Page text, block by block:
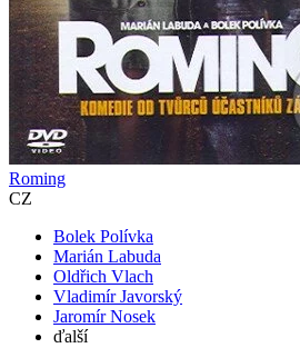
Roming
CZ
Bolek Polívka
Marián Labuda
Oldřich Vlach
Vladimír Javorský
Jaromír Nosek
ďalší